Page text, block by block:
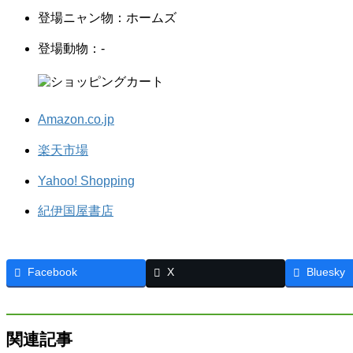
登場ニャン物：ホームズ
登場動物：-
Amazon.co.jp
楽天市場
Yahoo! Shopping
紀伊国屋書店
Facebook X Bluesky
関連記事